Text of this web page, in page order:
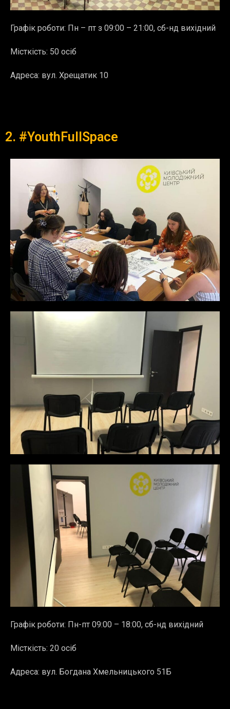
Графік роботи: Пн – пт з 09:00 – 21:00, сб-нд вихідний
Місткість: 50 осіб
Адреса: вул. Хрещатик 10
2. #YouthFullSpace
Графік роботи: Пн-пт 09:00 – 18:00, сб-нд вихідний
Місткість: 20 осіб
Адреса: вул. Богдана Хмельницького 51Б